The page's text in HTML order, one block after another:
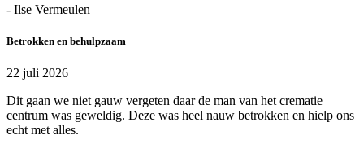
- Ilse Vermeulen
Betrokken en behulpzaam
22 juli 2026
Dit gaan we niet gauw vergeten daar de man van het crematie
centrum was geweldig. Deze was heel nauw betrokken en hielp ons
echt met alles.